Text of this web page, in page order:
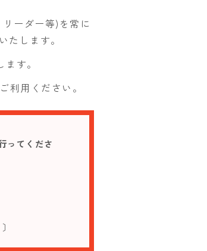
ーダー等)を常に
します。
す。
利用ください。
ってくださ